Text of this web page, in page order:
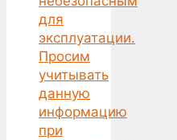
для
эксплуатации.
Просим
учитывать
данную
информацию
при